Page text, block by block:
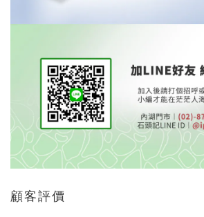
顧客評價